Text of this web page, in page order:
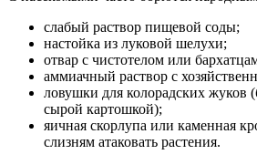
слабый раствор пищевой соды;
настойка из луковой шелухи;
отвар с чистотелом или
аммиачный раствор с
ловушки для колорадских жуков
сырой картошкой);
яичная скорлупа или каменная
слизням атаковать растения.